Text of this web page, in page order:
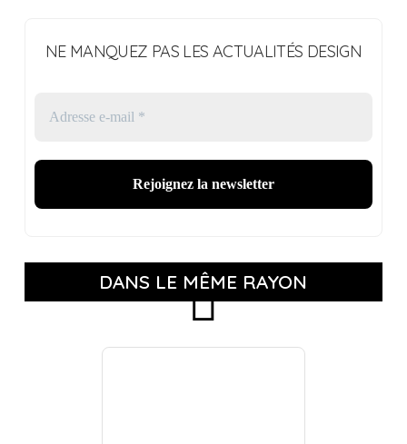
NE MANQUEZ PAS LES ACTUALITÉS DESIGN
DANS LE MÊME RAYON